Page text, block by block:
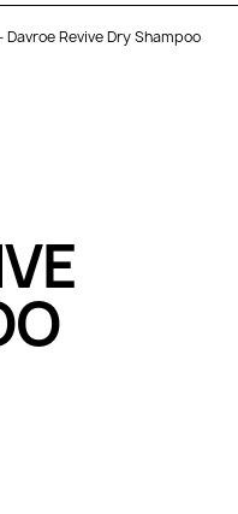
Davroe Revive Dry Shampoo